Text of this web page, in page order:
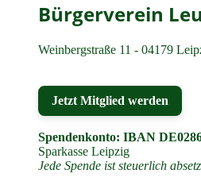
Bürgerverein
Weinbergstraße 11 - 04179
Jetzt Mitglied werden
Spendenkonto: IBAN
Sparkasse Leipzig
Jede Spende ist steuerlich